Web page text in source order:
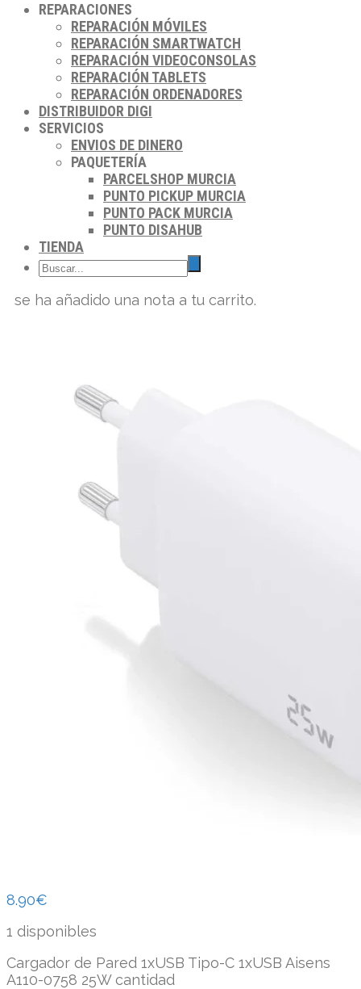
REPARACIONES
REPARACIÓN MÓVILES
REPARACIÓN SMARTWATCH
REPARACIÓN VIDEOCONSOLAS
REPARACIÓN TABLETS
REPARACIÓN ORDENADORES
DISTRIBUIDOR DIGI
SERVICIOS
ENVIOS DE DINERO
PAQUETERÍA
PARCELSHOP MURCIA
PUNTO PICKUP MURCIA
PUNTO PACK MURCIA
PUNTO DISAHUB
TIENDA
se ha añadido una nota a tu carrito.
8.90€
1 disponibles
Cargador de Pared 1xUSB Tipo-C 1xUSB Aisens
A110-0758 25W cantidad